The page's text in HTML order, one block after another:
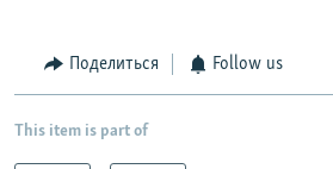
Поделиться Follow us
This item is part of